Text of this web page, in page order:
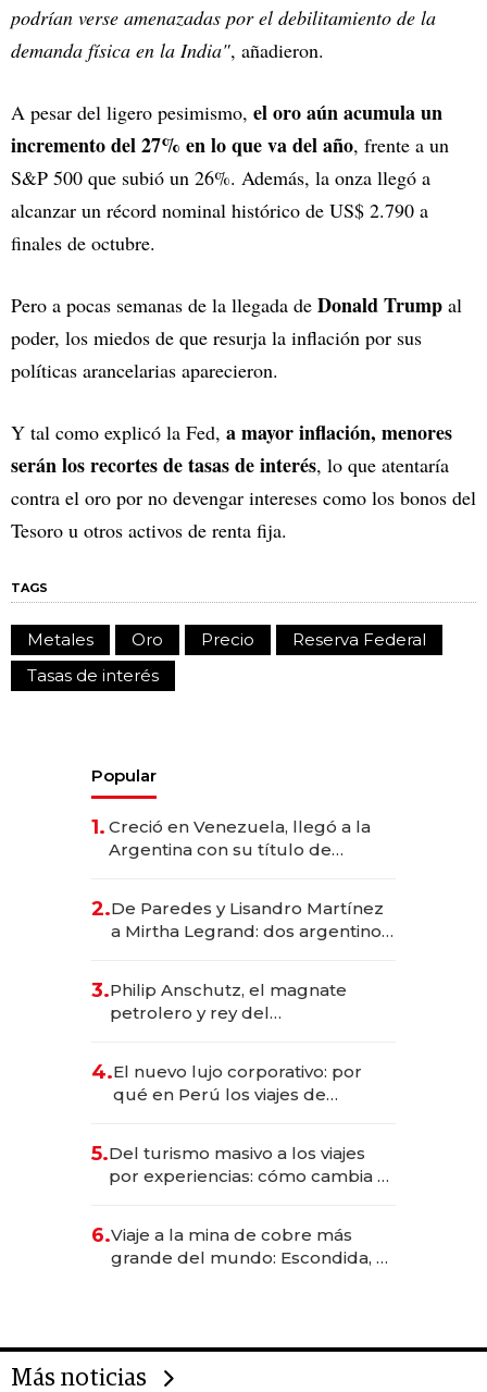
podrían verse amenazadas por el debilitamiento de la
demanda física en la India", añadieron.
A pesar del ligero pesimismo, el oro aún acumula un
incremento del 27% en lo que va del año, frente a un
S&P 500 que subió un 26%. Además, la onza llegó a
alcanzar un récord nominal histórico de US$ 2.790 a
finales de octubre.
Pero a pocas semanas de la llegada de Donald Trump al
poder, los miedos de que resurja la inflación por sus
políticas arancelarias aparecieron.
Y tal como explicó la Fed, a mayor inflación, menores
serán los recortes de tasas de interés, lo que atentaría
contra el oro por no devengar intereses como los bonos del
Tesoro u otros activos de renta fija.
TAGS
Metales Oro Precio
Reserva Federal
Tasas de interés
Popular
1. Creció en Venezuela, llegó a la
Argentina con su título de
las marcas "fast premium"
2.De Paredes y Lisandro Martínez
a Mirtha Legrand: dos argentinos
3.Philip Anschutz, el magnate
petrolero y rey del
Fénix
4.El nuevo lujo corporativo: por
qué en Perú los viajes de
transformadoras
5.Del turismo masivo a los viajes
por experiencias: cómo cambia el
6.Viaje a la mina de cobre más
grande del mundo: Escondida, el
Más noticias